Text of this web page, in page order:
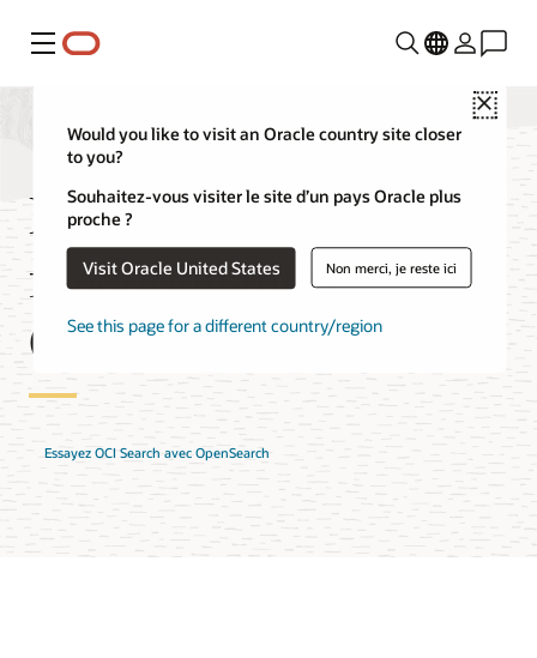
Menu
Close
Would you like to visit an Oracle country site closer
to you?
Souhaitez-vous visiter le site d’un pays Oracle plus
proche ?
Visit Oracle United States Non merci, je reste ici
See this page for a different country/region
Rechercher avec les
fonctionnalités
OpenSearch
Essayez OCI Search avec OpenSearch